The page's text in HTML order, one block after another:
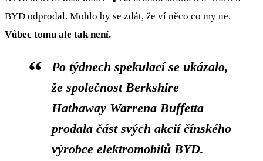
BYD odprodal. Mohlo by se zdát, že ví něco co my ne.
Vůbec tomu ale tak není.
Po týdnech spekulací se ukázalo,
že společnost Berkshire
Hathaway Warrena Buffetta
prodala část svých akcií čínského
výrobce elektromobilů BYD.